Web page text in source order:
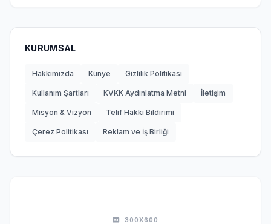
KURUMSAL
Hakkımızda Künye Gizlilik Politikası
Kullanım Şartları KVKK Aydınlatma Metni İletişim
Misyon & Vizyon Telif Hakkı Bildirimi
Çerez Politikası Reklam ve İş Birliği
300X600